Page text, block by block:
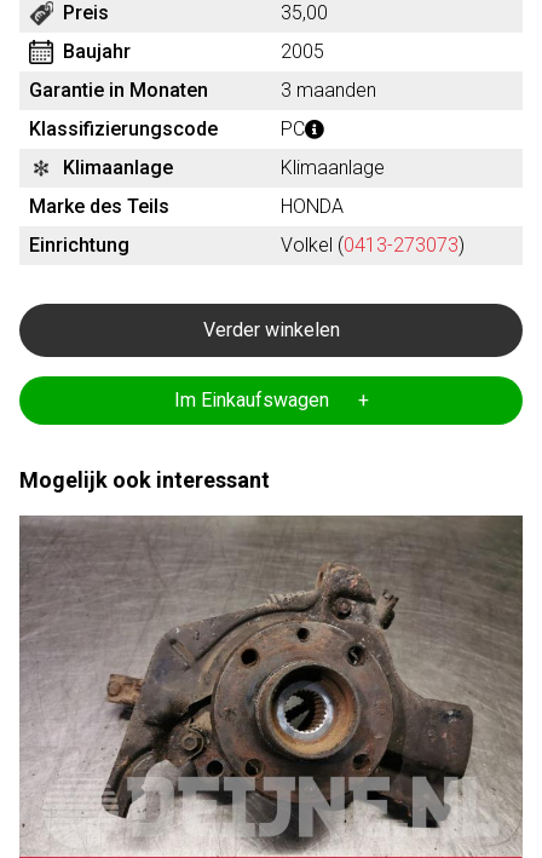
Preis
35,00
Baujahr
2005
Garantie in Monaten
3 maanden
Klassifizierungscode
PC
Klimaanlage
Klimaanlage
Marke des Teils
HONDA
Einrichtung
Volkel (0413-273073)
Verder winkelen
Im Einkaufswagen +
Mogelijk ook interessant